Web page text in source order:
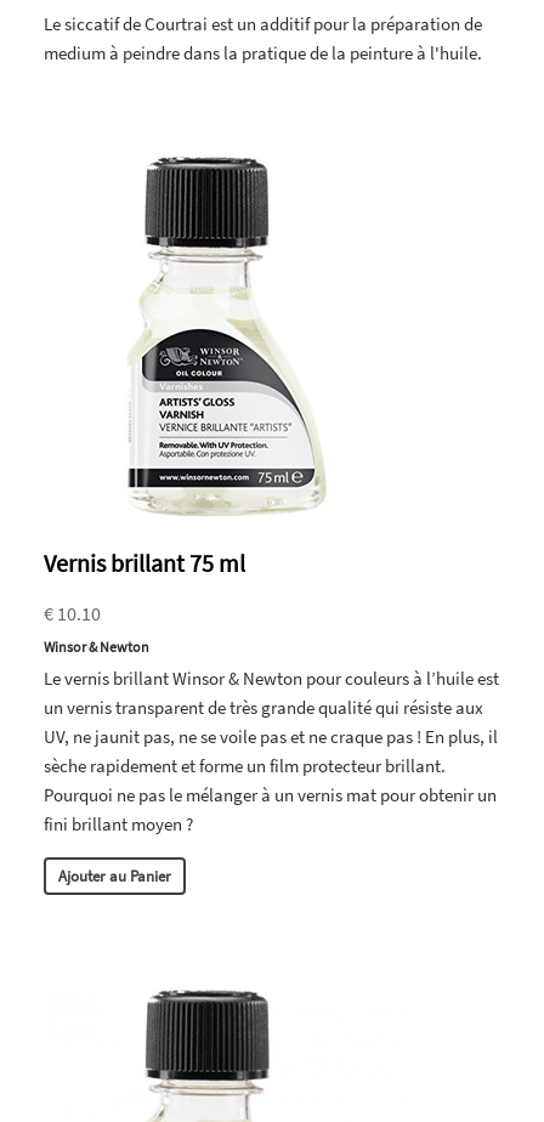
Le siccatif de Courtrai est un additif pour la préparation de
medium à peindre dans la pratique de la peinture à l'huile.
Vernis brillant 75 ml
€ 10.10
Winsor & Newton
Le vernis brillant Winsor & Newton pour couleurs à l’huile est
un vernis transparent de très grande qualité qui résiste aux
UV, ne jaunit pas, ne se voile pas et ne craque pas ! En plus, il
sèche rapidement et forme un film protecteur brillant.
Pourquoi ne pas le mélanger à un vernis mat pour obtenir un
fini brillant moyen ?
Ajouter au Panier